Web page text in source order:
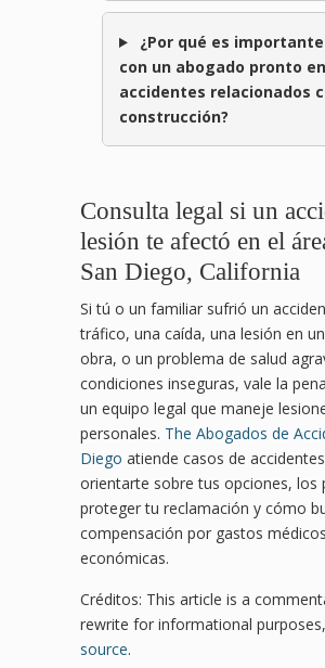
¿Por qué es
con un abogado pronto en
accidentes relacionados
construcción?
Consulta legal si un
lesión te afectó en el
San Diego, California
Si tú o un familiar sufrió un
tráfico, una caída, una lesión en
obra, o un problema de salud
condiciones inseguras, vale la
un equipo legal que maneje
personales. The Abogados de
Diego atiende casos de
orientarte sobre tus opciones, los
proteger tu reclamación y cómo
compensación por gastos
económicas.
Créditos: This article is a
rewrite for informational
source.